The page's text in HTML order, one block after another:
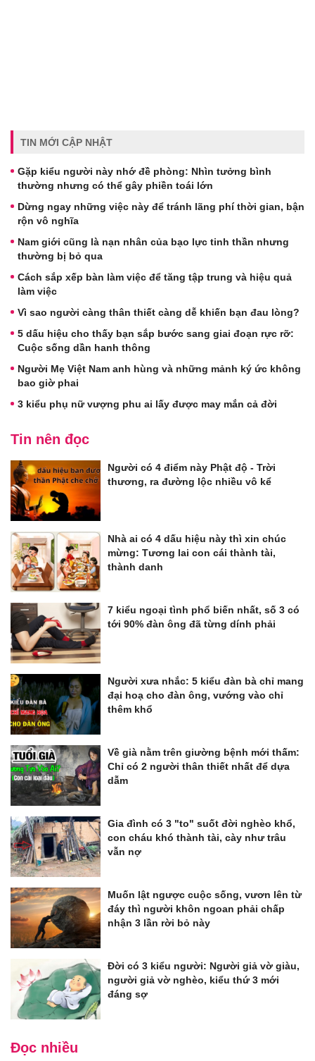
TIN MỚI CẬP NHẬT
Gặp kiểu người này nhớ đề phòng: Nhìn tưởng bình
thường nhưng có thể gây phiền toái lớn
Dừng ngay những việc này để tránh lãng phí thời gian, bận
rộn vô nghĩa
Nam giới cũng là nạn nhân của bạo lực tinh thần nhưng
thường bị bỏ qua
Cách sắp xếp bàn làm việc để tăng tập trung và hiệu quả
làm việc
Vì sao người càng thân thiết càng dễ khiến bạn đau lòng?
5 dấu hiệu cho thấy bạn sắp bước sang giai đoạn rực rỡ:
Cuộc sống dần hanh thông
Người Mẹ Việt Nam anh hùng và những mảnh ký ức không
bao giờ phai
3 kiểu phụ nữ vượng phu ai lấy được may mắn cả đời
Tin nên đọc
Người có 4 điểm này Phật độ - Trời
thương, ra đường lộc nhiều vô kể
Nhà ai có 4 dấu hiệu này thì xin chúc
mừng: Tương lai con cái thành tài,
thành danh
7 kiểu ngoại tình phổ biến nhất, số 3 có
tới 90% đàn ông đã từng dính phải
Người xưa nhắc: 5 kiểu đàn bà chỉ mang
đại hoạ cho đàn ông, vướng vào chỉ
thêm khổ
Về già nằm trên giường bệnh mới thấm:
Chỉ có 2 người thân thiết nhất để dựa
dẫm
Gia đình có 3 "to" suốt đời nghèo khổ,
con cháu khó thành tài, cày như trâu
vẫn nợ
Muốn lật ngược cuộc sống, vươn lên từ
đáy thì người khôn ngoan phải chấp
nhận 3 lần rời bỏ này
Đời có 3 kiểu người: Người giả vờ giàu,
người giả vờ nghèo, kiểu thứ 3 mới
đáng sợ
Đọc nhiều